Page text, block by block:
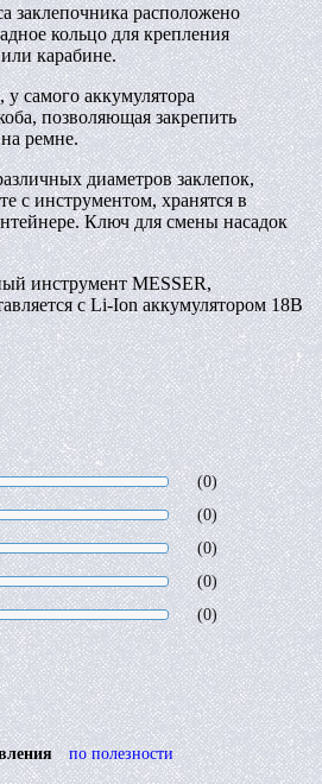
заклепочника расположено
кольцо для крепления
карабине.
самого аккумулятора
позволяющая закрепить
ремне.
диаметров заклепок,
с инструментом, хранятся в
Ключ для смены насадок
инструмент MESSER,
с Li-Ion аккумулятором 18В
(0)
(0)
(0)
(0)
(0)
по полезности